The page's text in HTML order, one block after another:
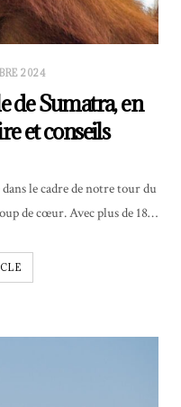
2024
de Sumatra, en
et conseils
dans le cadre de notre tour du
de cœur. Avec plus de 18…